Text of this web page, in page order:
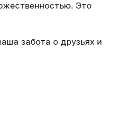
Это
забота о друзьях и